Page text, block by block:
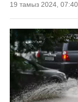
19 тамыз 2024, 07:40